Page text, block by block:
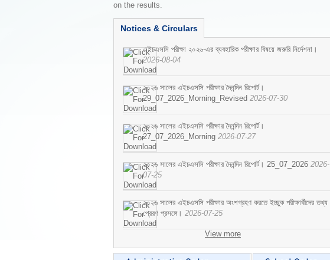
on the results.
Notices & Circulars
এইচএসসি পরীক্ষা ২০২৬-এর ব্যবহারিক পরীক্ষার বিষয়ে জরুরি নির্দেশনা।
2026-08-04
২০২৬ সালের এইচএসসি পরীক্ষার দৈনন্দিন রিপোর্ট।
29_07_2026_Morning_Revised 2026-07-30
২০২৬ সালের এইচএসসি পরীক্ষার দৈনন্দিন রিপোর্ট।
27_07_2026_Morning 2026-07-27
২০২৬ সালের এইচএসসি পরীক্ষার দৈনন্দিন রিপোর্ট। 25_07_2026 2026-
07-25
২০২৬ সালের এইচএসসি পরীক্ষার অংশগ্রহণ করতে ইচ্ছুক পরীক্ষার্থীদের তথ্য
প্রেরণ প্রসঙ্গে। 2026-07-25
View more